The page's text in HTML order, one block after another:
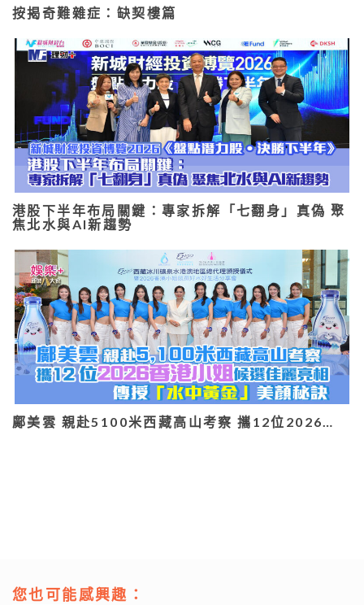
按揭奇難雜症：缺契樓篇
港股下半年布局關鍵：專家拆解「七翻身」真偽 聚
焦北水與AI新趨勢
鄺美雲 親赴5100米西藏高山考察 攜12位2026…
您也可能感興趣：